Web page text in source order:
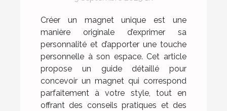
votre style ?
Créer un magnet unique est une
manière originale d’exprimer sa
personnalité et d’apporter une touche
personnelle à son espace. Cet article
propose un guide détaillé pour
concevoir un magnet qui correspond
parfaitement à votre style, tout en
offrant des conseils pratiques et des